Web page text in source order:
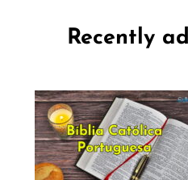
Recently
Bíblia
July 16,